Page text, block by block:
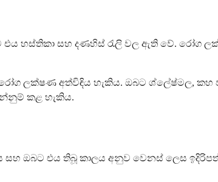
හස්තිකා සහ දණහිස් රැලි වල ඇති වේ. රෝග
ලක්ෂණ අත්විඳිය හැකිය. ඔබට ශ්ලේෂ්මල, කහ
කළ හැකිය.
ඔබට එය තිබූ කාලය අනුව වෙනස් ලෙස ඉදිරිපත්